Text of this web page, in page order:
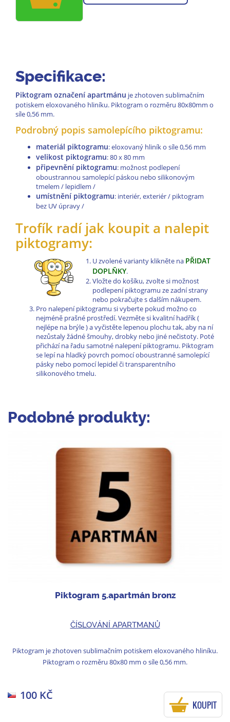
Specifikace:
Piktogram označení apartmánu je zhotoven sublimačním
potiskem eloxovaného hliníku. Piktogram o rozměru 80x80mm o
síle 0,56 mm.
Podrobný popis samolepícího piktogramu:
materiál piktogramu: eloxovaný hliník o síle 0,56 mm
velikost piktogramu: 80 x 80 mm
připevnění piktogramu: možnost podlepení
oboustrannou samolepící páskou nebo silikonovým
tmelem / lepidlem /
umístnění piktogramu: interiér, exteriér / piktogram
bez UV úpravy /
Trofík radí jak koupit a nalepit
piktogramy:
U zvolené varianty klikněte na PŘIDAT
DOPLŇKY.
Vložte do košíku, zvolte si možnost
podlepení piktogramu ze zadní strany
nebo pokračujte s dalším nákupem.
Pro nalepení piktogramu si vyberte pokud možno co
nejméně prašné prostředí. Vezměte si kvalitní hadřík (
nejlépe na brýle ) a vyčistěte lepenou plochu tak, aby na ní
nezůstaly žádné šmouhy, drobky nebo jiné nečistoty. Poté
přichází na řadu samotné nalepení piktogramu. Piktogram
se lepí na hladký povrch pomocí oboustranné samolepící
pásky nebo pomocí lepidel či transparentního
silikonového tmelu.
Podobné produkty:
Piktogram 5.apartmán bronz
ČÍSLOVÁNÍ APARTMANŮ
Piktogram je zhotoven sublimačním potiskem eloxovaného hliníku.
Piktogram o rozměru 80x80 mm o síle 0,56 mm.
100 KČ
KOUPIT